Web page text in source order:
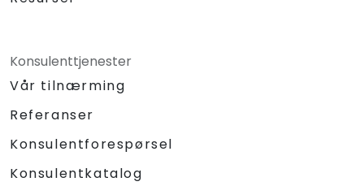
Konsulenttjenester
Vår tilnærming
Referanser
Konsulentforespørsel
Konsulentkatalog